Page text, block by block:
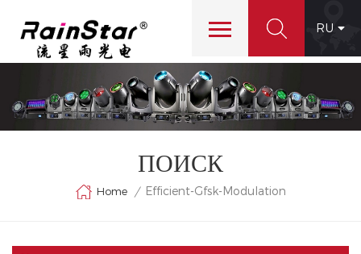
RU
ПОИСК
Home / Efficient-Gfsk-Modulation